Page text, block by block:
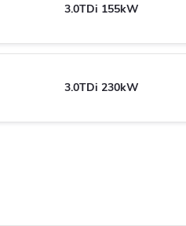
3.0TDi 155kW
3.0TDi 230kW